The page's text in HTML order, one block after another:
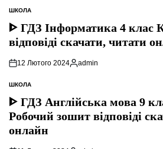
ОПУБЛІКУВАТИ
У
ШКОЛА
ᐈ ГДЗ Інформатика 4 клас
відповіді скачати, читати
12 Лютого 2024
Опубліковано
admin
ОПУБЛІКУВАТИ
У
ШКОЛА
ᐈ ГДЗ Англійська мова 9
Робочий зошит відповіді
онлайн